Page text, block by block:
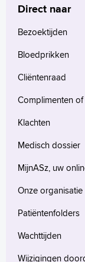
Direct naar
Bezoektijden
Bloedprikken
Cliëntenraad
Complimenten
Klachten
Medisch dossier
MijnASz, uw
Onze organisatie
Patiëntenfolders
Wachttijden
Wijzigingen